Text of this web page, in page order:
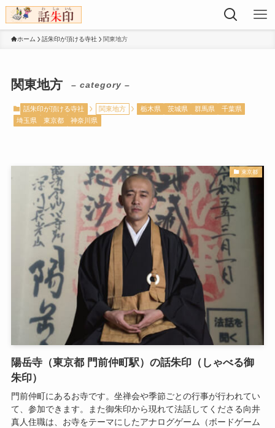
ホーム 話朱印が頂ける寺社 関東地方
関東地方 – category –
話朱印が頂ける寺社 関東地方 栃木県 茨城県 群馬県
千葉県
埼玉県
東京都 神奈川県
東京都
陽岳寺（東京都 門前仲町駅）の話朱印（しゃべる御
朱印）
門前仲町にあるお寺です。坐禅会や季節ごとの行事が行われてい
て、参加できます。また御朱印から現れて法話してくださる向井
真人住職は、お寺をテーマにしたアナログゲーム（ボードゲーム